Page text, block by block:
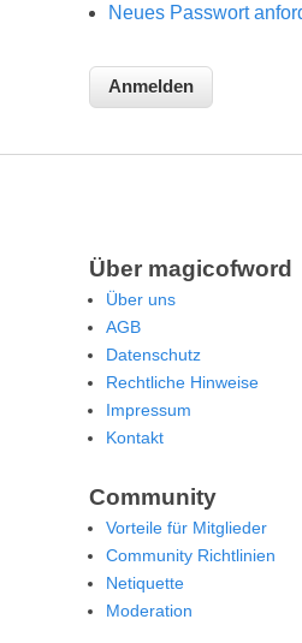
Neues Passwort
Über magicofword
Über uns
AGB
Datenschutz
Rechtliche Hinweise
Impressum
Kontakt
Community
Vorteile für Mitglieder
Community Richtlinien
Netiquette
Moderation